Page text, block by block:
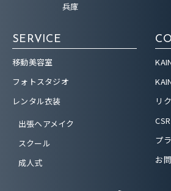
兵庫
SERVICE
移動美容室
フォトスタジオ
レンタル衣装
出張ヘアメイク
スクール
成人式
リ
CSR
プ
お